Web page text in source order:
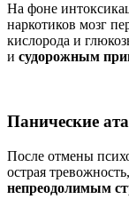
На фоне
наркотиков мозг
кислорода и
и судорожным
Панические
После отмены
острая
непреодолимым